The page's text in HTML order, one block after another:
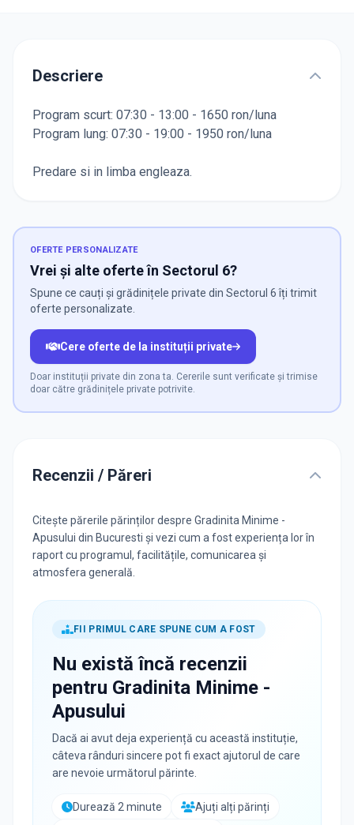
Descriere
Program scurt: 07:30 - 13:00 - 1650 ron/luna
Program lung: 07:30 - 19:00 - 1950 ron/luna
Predare si in limba engleaza.
OFERTE PERSONALIZATE
Vrei și alte oferte în Sectorul 6?
Spune ce cauți și grădinițele private din Sectorul 6 îți trimit
oferte personalizate.
Cere oferte de la instituții private
Doar instituții private din zona ta. Cererile sunt verificate și trimise
doar către grădinițele private potrivite.
Recenzii / Păreri
Citește părerile părinților despre Gradinita Minime -
Apusului din Bucuresti și vezi cum a fost experiența lor în
raport cu programul, facilitățile, comunicarea și
atmosfera generală.
FII PRIMUL CARE SPUNE CUM A FOST
Nu există încă recenzii
pentru Gradinita Minime -
Apusului
Dacă ai avut deja experiență cu această instituție,
câteva rânduri sincere pot fi exact ajutorul de care
are nevoie următorul părinte.
Durează 2 minute
Ajuți alți părinți